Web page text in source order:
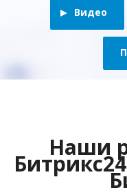
Видео
Наши